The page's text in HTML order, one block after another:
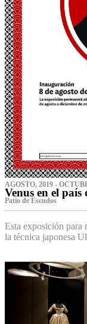
AGOSTO, 2019 -
Venus en el país
P‌atio de Escudos
Esta exposición para
la técnica japonesa